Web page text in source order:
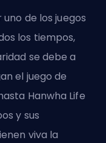
de los juegos
los tiempos,
se debe a
el juego de
Hanwha Life
y sus
viva la